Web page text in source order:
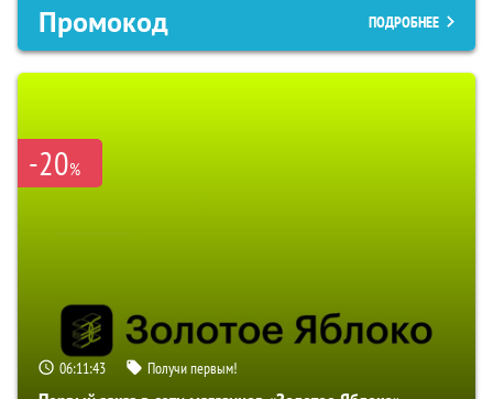
Промокод ПОДРОБНЕЕ
-20%
06:11:43 Получи первым!